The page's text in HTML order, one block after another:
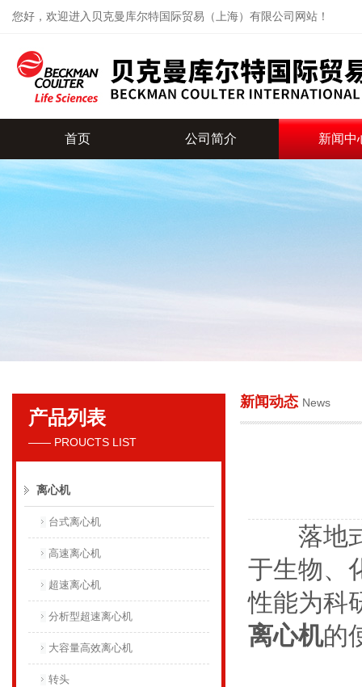
您好，欢迎进入贝克曼库尔特国际贸易（上海）有限公司网站！
贝克曼库尔特国际贸易（上海）有限公司
首页 公司简介 新闻中
产品列表
—— PROUCTS LIST
离心机
台式离心机
高速离心机
超速离心机
分析型超速离心机
大容量高效离心机
转头
新闻动态 News
落地式
于生物、
性能为科
离心机的